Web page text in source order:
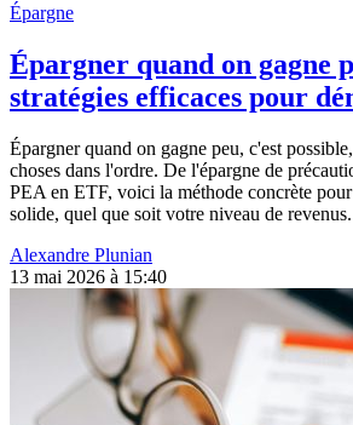
Épargne
Épargner quand on gagne
stratégies efficaces pour
Épargner quand on gagne peu, c'est
choses dans l'ordre. De l'épargne de
PEA en ETF, voici la méthode concrète
solide, quel que soit votre niveau de revenus.
Alexandre Plunian
13 mai 2026 à 15:40